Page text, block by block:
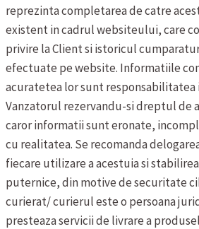
reprezinta completarea de catre
existent in cadrul websiteului, care
privire la Client si istoricul
efectuate pe website. Informatiile
acuratetea lor sunt
Vanzatorul rezervandu-si dreptul de
caror informatii sunt eronate,
cu realitatea. Se recomanda
fiecare utilizare a acestuia si
puternice, din motive de securitate
curierat/ curierul este o persoana
presteaza servicii de livrare a